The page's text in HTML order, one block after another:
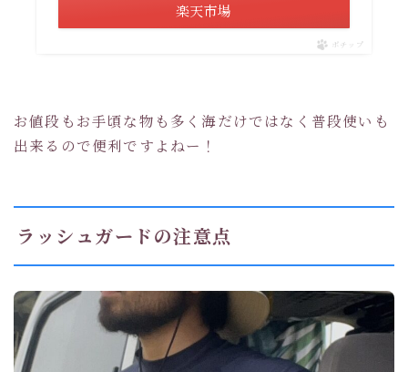
楽天市場
ポチップ
お値段もお手頃な物も多く海だけではなく普段使いも
出来るので便利ですよねー！
ラッシュガードの注意点